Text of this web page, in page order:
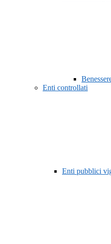
Enti controllati
Enti pubblici